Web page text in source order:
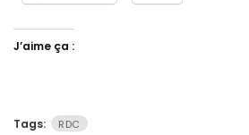
J’aime ça :
Tags: RDC